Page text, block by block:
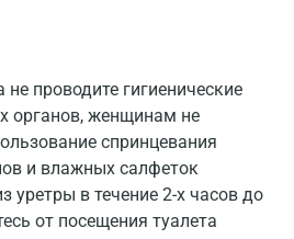
проводите гигиенические
органов, женщинам не
спринцевания
и влажных салфеток
уретры в течение 2-х часов до
от посещения туалета